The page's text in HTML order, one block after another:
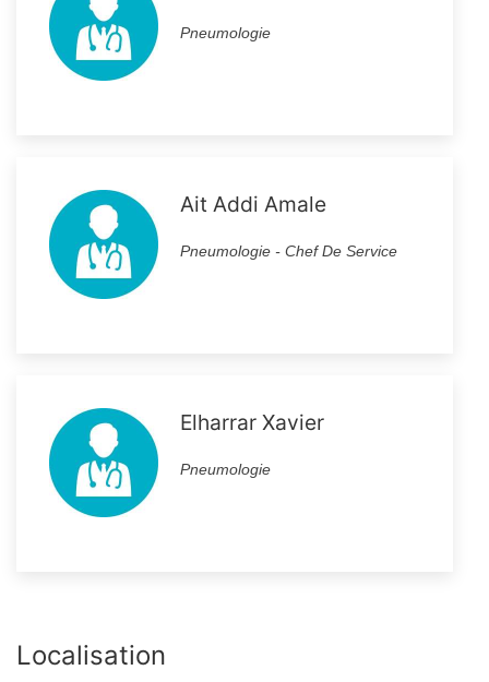
Pneumologie
Ait Addi Amale
Pneumologie - Chef De Service
Elharrar Xavier
Pneumologie
Localisation